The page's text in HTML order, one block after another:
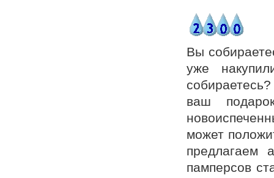
Вы
уже
ваш
может
предлагаем
памперсов